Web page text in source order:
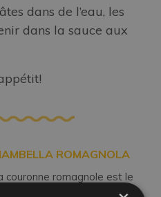
dans de l’eau, les
dans la sauce aux
ROMAGNOLA
couronne romagnole est le